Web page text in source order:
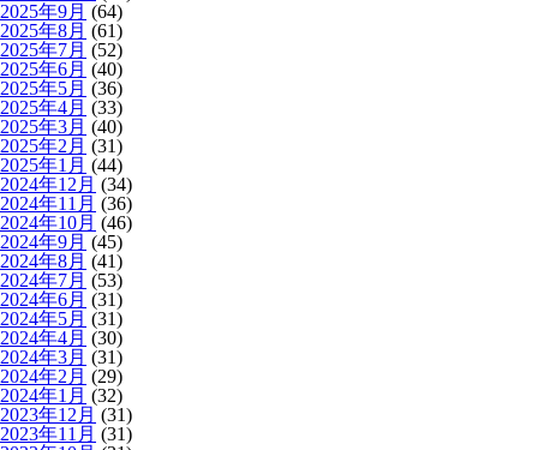
2025年9月 (64)
2025年8月 (61)
2025年7月 (52)
2025年6月 (40)
2025年5月 (36)
2025年4月 (33)
2025年3月 (40)
2025年2月 (31)
2025年1月 (44)
2024年12月 (34)
2024年11月 (36)
2024年10月 (46)
2024年9月 (45)
2024年8月 (41)
2024年7月 (53)
2024年6月 (31)
2024年5月 (31)
2024年4月 (30)
2024年3月 (31)
2024年2月 (29)
2024年1月 (32)
2023年12月 (31)
2023年11月 (31)